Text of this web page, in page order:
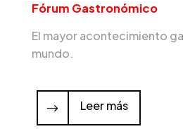
Fórum Gastronómico
El mayor acontecimiento
mundo.
Leer más